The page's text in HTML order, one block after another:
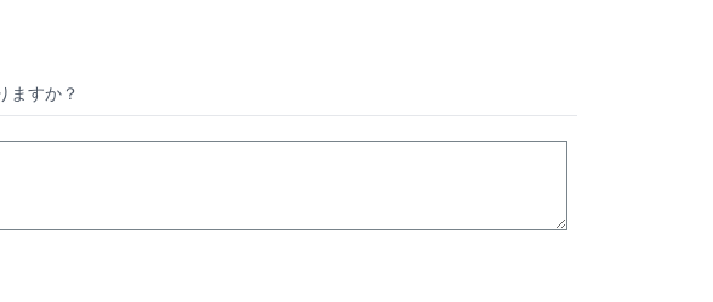
ますか？